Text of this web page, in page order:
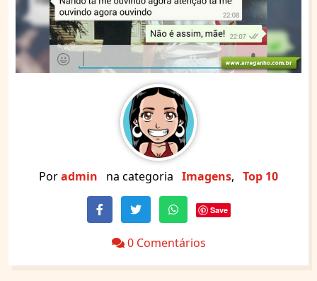
Poradmin na categoria Imagens, Top 10
Save
0 Comentários